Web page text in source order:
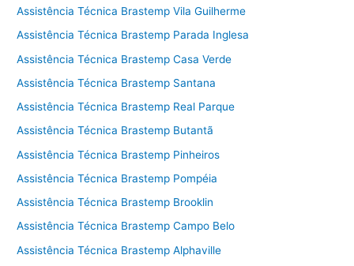
Assistência Técnica Brastemp Vila Guilherme
Assistência Técnica Brastemp Parada Inglesa
Assistência Técnica Brastemp Casa Verde
Assistência Técnica Brastemp Santana
Assistência Técnica Brastemp Real Parque
Assistência Técnica Brastemp Butantã
Assistência Técnica Brastemp Pinheiros
Assistência Técnica Brastemp Pompéia
Assistência Técnica Brastemp Brooklin
Assistência Técnica Brastemp Campo Belo
Assistência Técnica Brastemp Alphaville